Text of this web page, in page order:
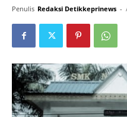
Penulis Redaksi Detikkeprinews -